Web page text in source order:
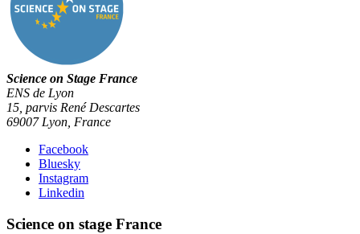
Science on Stage France
ENS de Lyon
15, parvis René Descartes
69007 Lyon, France
Facebook
Bluesky
Instagram
Linkedin
Science on stage France